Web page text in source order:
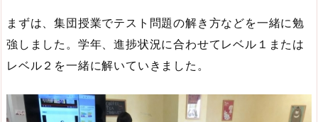
まずは、集団授業でテスト問題の解き方などを一緒に勉
強しました。学年、進捗状況に合わせてレベル１または
レベル２を一緒に解いていきました。